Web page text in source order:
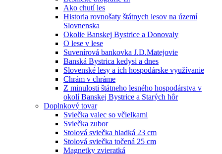
Ako chutí les
Historia rovnošaty štátnych lesov na území
Slovnenska
Okolie Banskej Bystrice a Donovaly
O lese v lese
Suvenírová bankovka J.D.Matejovie
Banská Bystrica kedysi a dnes
Slovenské lesy a ich hospodárske využívanie
Chrám v chráme
Z minulosti štátneho lesného hospodárstva v
okolí Banskej Bystrice a Starých hôr
Doplnkový tovar
Sviečka valec so včielkami
Sviečka zubor
Stolová sviečka hladká 23 cm
Stolová sviečka točená 25 cm
Magnetky zvieratká